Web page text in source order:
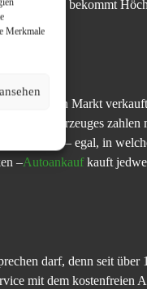
Merkmale
Fahrzeug bekommt
privaten Markt
alten Fahrzeuges zahlen
wird – egal, in
–Autoankaufkauft
darf, denn seit über
mit dem kostenfreien